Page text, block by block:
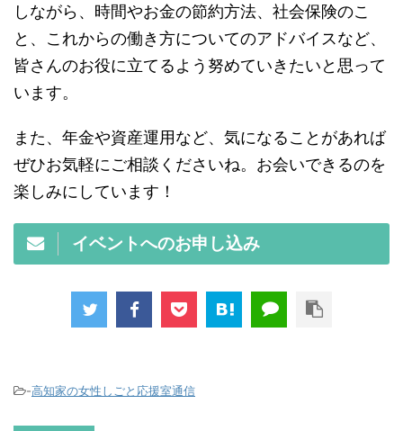
しながら、時間やお金の節約方法、社会保険のこ
と、これからの働き方についてのアドバイスなど、
皆さんのお役に立てるよう努めていきたいと思って
います。
また、年金や資産運用など、気になることがあれば
ぜひお気軽にご相談くださいね。お会いできるのを
楽しみにしています！
イベントへのお申し込み
-高知家の女性しごと応援室通信